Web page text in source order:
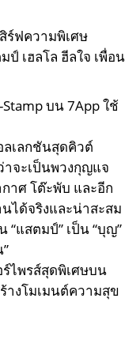
ร์ฟความพิเศษ
เฮลโล ฮีลใจ เพื่อน
บน 7App ใช้
ลเลกชันสุดคิวต์
าจะเป็นพวงกุญแจ
าศ โต๊ะพับ และอีก
ได้จริงและน่าสะสม
แสตมป์” เป็น “บุญ”
ไพรส์สุดพิเศษบน
างโมเมนต์ความสุข